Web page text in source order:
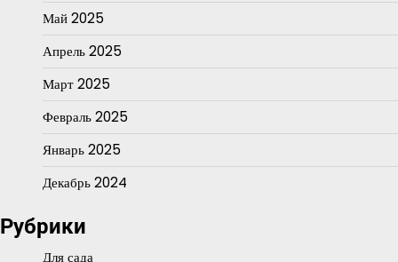
Май 2025
Апрель 2025
Март 2025
Февраль 2025
Январь 2025
Декабрь 2024
Рубрики
Для сада